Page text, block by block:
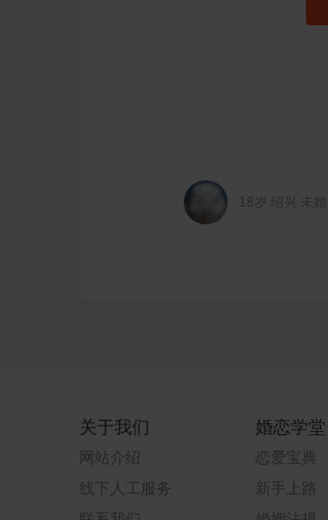
18岁 绍兴 未婚
关于我们
网站介绍
线下人工服务
婚恋学堂
恋爱宝典
新手上路